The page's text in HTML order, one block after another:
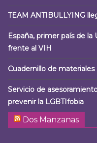
TEAM ANTIBULLYING
España, primer país de
frente al VIH
Cuadernillo de
Servicio de
prevenir la LGBTIfobia
Dos Manzanas